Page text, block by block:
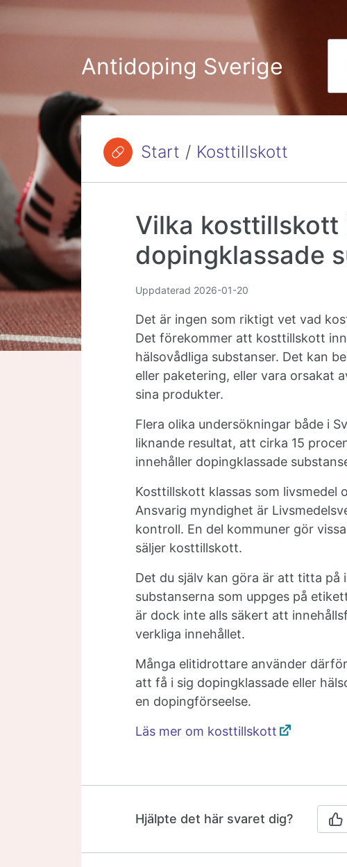
Hoppa till innehåll
Antidoping Sverige
Du är här:Start / Kosttillskott
Vilka kosttillskott
dopingklassade
Uppdaterad 2026-01-20
Det är ingen som riktigt vet vad
Det förekommer att kosttillskott
hälsovådliga substanser. Det kan
eller paketering, eller vara orsakat
sina produkter.
Flera olika undersökningar både i
liknande resultat, att cirka 15
innehåller dopingklassade
Kosttillskott klassas som livsmedel
Ansvarig myndighet är
kontroll. En del kommuner gör
säljer kosttillskott.
Det du själv kan göra är att titta
substanserna som uppges på
är dock inte alls säkert att
verkliga innehållet.
Många elitidrottare använder
att få i sig dopingklassade eller
en dopingförseelse.
Läs mer om kosttillskott
Hjälpte det här svaret dig?